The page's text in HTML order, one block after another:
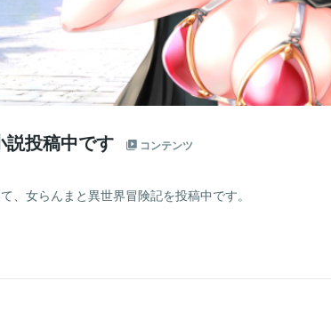
投稿中です コンテンツ
、女らんまと異世界冒険記を投稿中です。